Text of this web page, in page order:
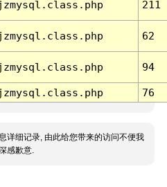
211
62
94
76
详细记录, 由此给您带来的访问不便我
感歉意.